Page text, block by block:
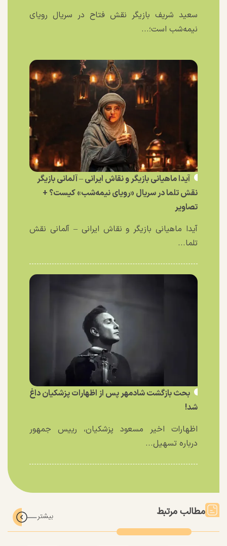
سعید شریف بازیگر نقش فتاح در سریال رویای
نیمه‌شب است؛...
آیدا ماهیانی بازیگر و نقاش ایرانی – آلمانی بازیگر
نقش تلما در سریال «رویای نیمه‌شب» کیست؟ +
تصاویر
آیدا ماهیانی بازیگر و نقاش ایرانی – آلمانی نقش
تلما...
بحث بازگشت شادمهر پس از اظهارات پزشکیان داغ
شد!
اظهارات اخیر مسعود پزشکیان، رییس جمهور
درباره تسهیل...
مطالب مرتبط